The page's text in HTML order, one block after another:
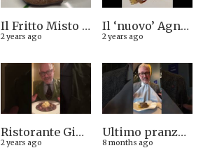
Il Fritto Misto del Centro di Priocca
2 years ago
Il ‘nuovo’ Agnolotto di Torino del Mago Rabin
2 years ago
Ristorante Giglio di Lucca. Stella Michelin sì o no?
2 years ago
Ultimo pranzo torinese al ristorante Casa Vicina. 13/12/2025
8 months ago